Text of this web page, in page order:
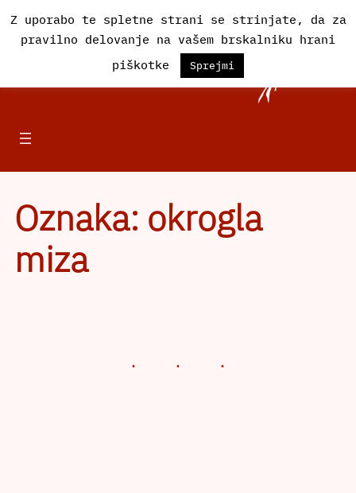
na
vsebino
Oznaka: okrogla
miza
Z uporabo te spletne strani se strinjate, da za
pravilno delovanje na vašem brskalniku hrani
piškotke
Sprejmi